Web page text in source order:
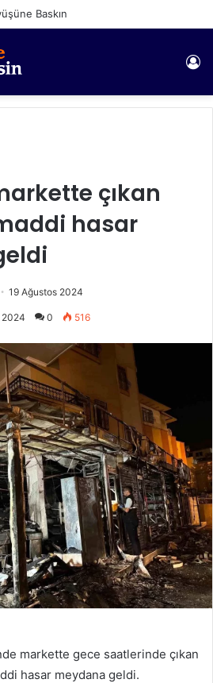
Baskın
çıkan
hasar
19 Ağustos 2024
2024 0 516
markette gece saatlerinde çıkan
hasar meydana geldi.